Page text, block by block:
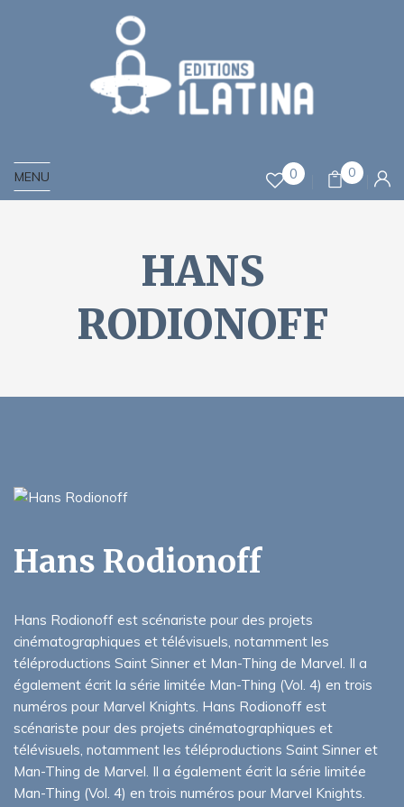
MENU 0 0
HANS
RODIONOFF
Hans Rodionoff
Hans Rodionoff est scénariste pour des projets
cinématographiques et télévisuels, notamment les
téléproductions Saint Sinner et Man-Thing de Marvel. Il a
également écrit la série limitée Man-Thing (Vol. 4) en trois
numéros pour Marvel Knights. Hans Rodionoff est
scénariste pour des projets cinématographiques et
télévisuels, notamment les téléproductions Saint Sinner et
Man-Thing de Marvel. Il a également écrit la série limitée
Man-Thing (Vol. 4) en trois numéros pour Marvel Knights.